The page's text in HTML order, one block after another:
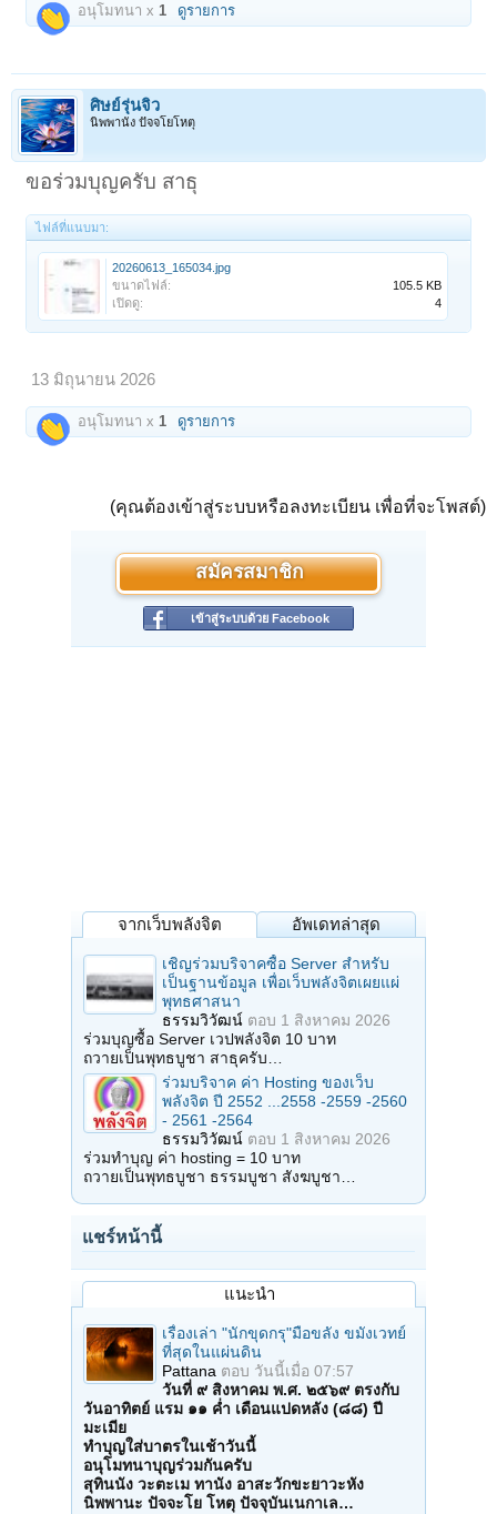
อนุโมทนา x 1 ดูรายการ
ศิษย์รุ่นจิ๋ว
นิพพานัง ปัจจโยโหตุ
ขอร่วมบุญครับ สาธุ
ไฟล์ที่แนบมา:
20260613_165034.jpg
ขนาดไฟล์:
105.5 KB
เปิดดู:
4
13 มิถุนายน 2026
อนุโมทนา x1 ดูรายการ
(คุณต้องเข้าสู่ระบบหรือลงทะเบียน เพื่อที่จะโพสต์)
สมัครสมาชิก
เข้าสู่ระบบด้วย Facebook
จากเว็บพลังจิต อัพเดทล่าสุด
เชิญร่วมบริจาคซื้อ Server สำหรับ
เป็นฐานข้อมูล เพื่อเว็บพลังจิตเผยแผ่
พุทธศาสนา
ธรรมวิวัฒน์ ตอบ 1 สิงหาคม 2026
ร่วมบุญซื้อ Server เวปพลังจิต 10 บาท
ถวายเป็นพุทธบูชา สาธุครับ…
ร่วมบริจาค ค่า Hosting ของเว็บ
พลังจิต ปี 2552 ...2558 -2559 -2560
- 2561 -2564
ธรรมวิวัฒน์ ตอบ 1 สิงหาคม 2026
ร่วมทำบุญ ค่า hosting = 10 บาท
ถวายเป็นพุทธบูชา ธรรมบูชา สังฆบูชา…
แชร์หน้านี้
แนะนำ
เรื่องเล่า "นักขุดกรุ"มือขลัง ขมังเวทย์
ที่สุดในแผ่นดิน
Pattana ตอบ วันนี้เมื่อ 07:57
วันที่ ๙ สิงหาคม พ.ศ. ๒๕๖๙ ตรงกับ
วันอาทิตย์ แรม ๑๑ ค่ำ เดือนแปดหลัง (๘๘) ปี
มะเมีย
ทำบุญใส่บาตรในเช้าวันนี้
อนุโมทนาบุญร่วมกันครับ
สุทินนัง วะตะเม ทานัง อาสะวักขะยาวะหัง
นิพพานะ ปัจจะโย โหตุ ปัจจุบันเนกาเล…